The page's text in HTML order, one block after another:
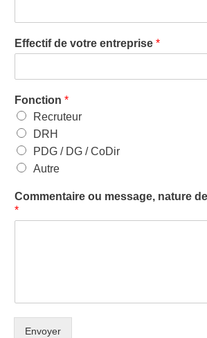
Effectif de votre entreprise *
Fonction *
Recruteur
DRH
PDG / DG / CoDir
Autre
Commentaire ou message, nature
*
Envoyer